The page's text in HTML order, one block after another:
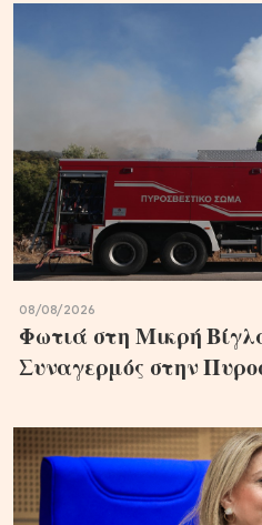
08/08/2026
Φωτιά στη Μικρή
Συναγερμός στην